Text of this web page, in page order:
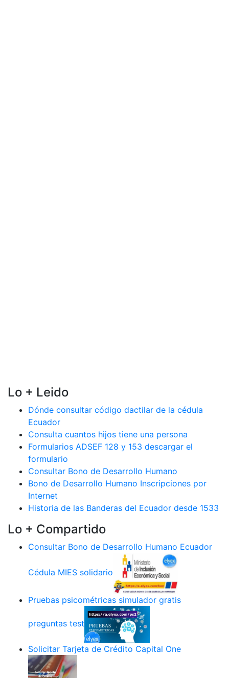
Lo + Leido
Dónde consultar código dactilar de la cédula
Ecuador
Consulta cuantos hijos tiene una persona
Formularios ADSEF 128 y 153 descargar el
formulario
Consultar Bono de Desarrollo Humano
Bono de Desarrollo Humano Inscripciones por
Internet
Historia de las Banderas del Ecuador desde 1533
Lo + Compartido
Consultar Bono de Desarrollo Humano Ecuador
Cédula MIES solidario
Pruebas psicométricas simulador gratis
preguntas test
Solicitar Tarjeta de Crédito Capital One